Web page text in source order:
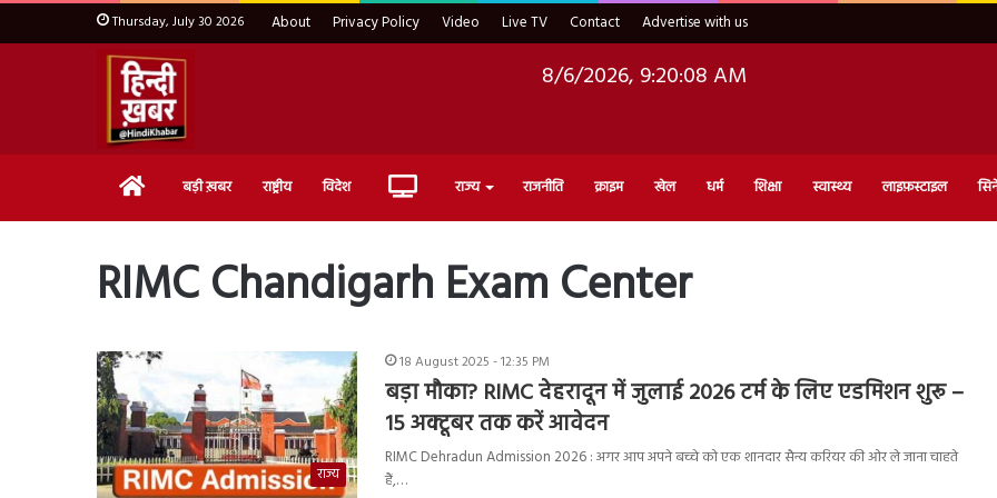
Thursday, July 30 2026 About Privacy Policy Video Live TV Contact Advertise with us
8/6/2026, 9:20:09 AM
Home बड़ी ख़बर राष्ट्रीय विदेश Live राज्य राजनीति क्राइम खेल धर्म शिक्षा स्वास्थ्य लाइफ़स्टाइल
RIMC Chandigarh Exam Center
राज्य
18 August 2025 - 12:35 PM
बड़ा मौका? RIMC देहरादून में जुलाई 2026 टर्म के लिए एडमिशन शुरू –
15 अक्टूबर तक करें आवेदन
RIMC Dehradun Admission 2026 : अगर आप अपने बच्चे को एक शानदार सैन्य करियर की ओर ले जाना चाहते
हैं,…